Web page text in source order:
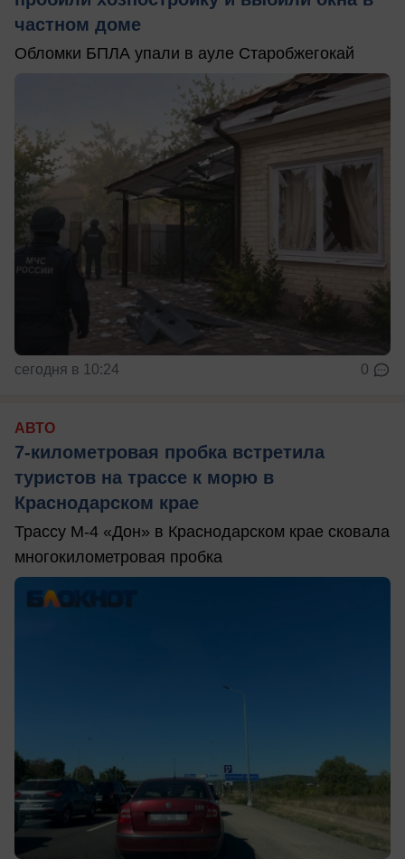
частном доме
Обломки БПЛА упали в ауле Старобжегокай
сегодня в 10:24 0
АВТО
7-километровая пробка встретила
туристов на трассе к морю в
Краснодарском крае
Трассу М-4 «Дон» в Краснодарском крае сковала
многокилометровая пробка